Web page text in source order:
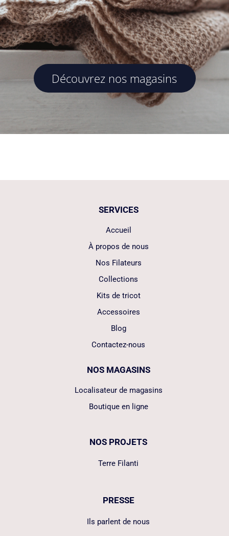
Découvrez nos magasins
SERVICES
Accueil
À propos de nous
Nos Filateurs
Collections
Kits de tricot
Accessoires
Blog
Contactez-nous
NOS MAGASINS
Localisateur de magasins
Boutique en ligne
NOS PROJETS
Terre Filanti
PRESSE
Ils parlent de nous